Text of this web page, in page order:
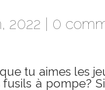
2022 | 0
tu aimes les
à pompe?